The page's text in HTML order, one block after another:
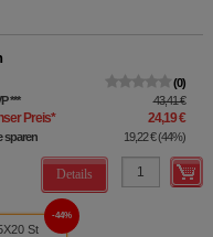
0
*** 43,41 €
Preis* 24,19 €
sparen 19,22 €(44%)
Details
St
44%